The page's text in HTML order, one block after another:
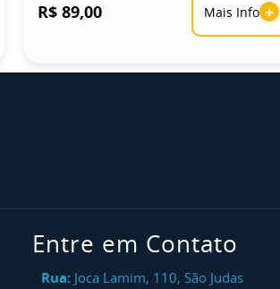
R$ 89,00 Mais Info +
Entre em Contato
Rua: Joca Lamim, 110, São Judas